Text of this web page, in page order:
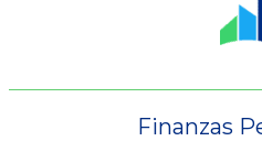
Finanzas